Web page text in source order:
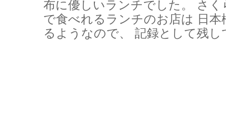
布に優しいランチでした。 さ
で食べれるランチのお店は 日
るようなので、 記録として残